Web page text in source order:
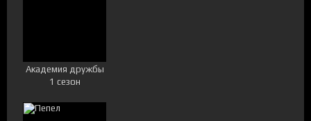
Академия дружбы
1 сезон